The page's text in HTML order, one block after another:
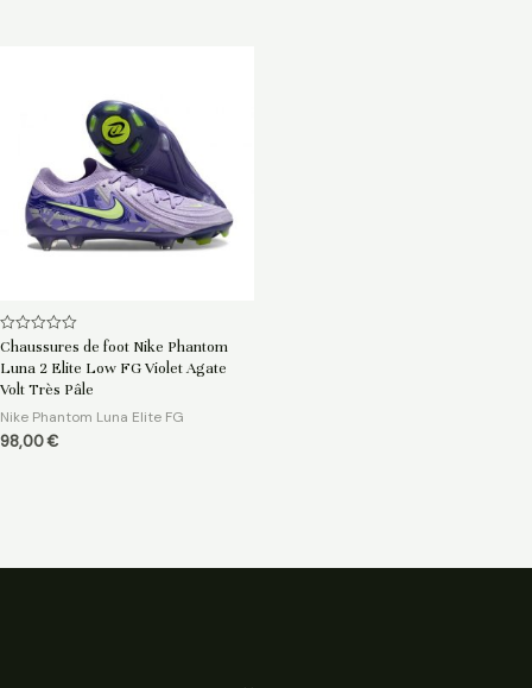
Note
sur
5
Chaussures de foot Nike Phantom
Luna 2 Elite Low FG Violet Agate
Volt Très Pâle
Nike Phantom Luna Elite FG
98,00€